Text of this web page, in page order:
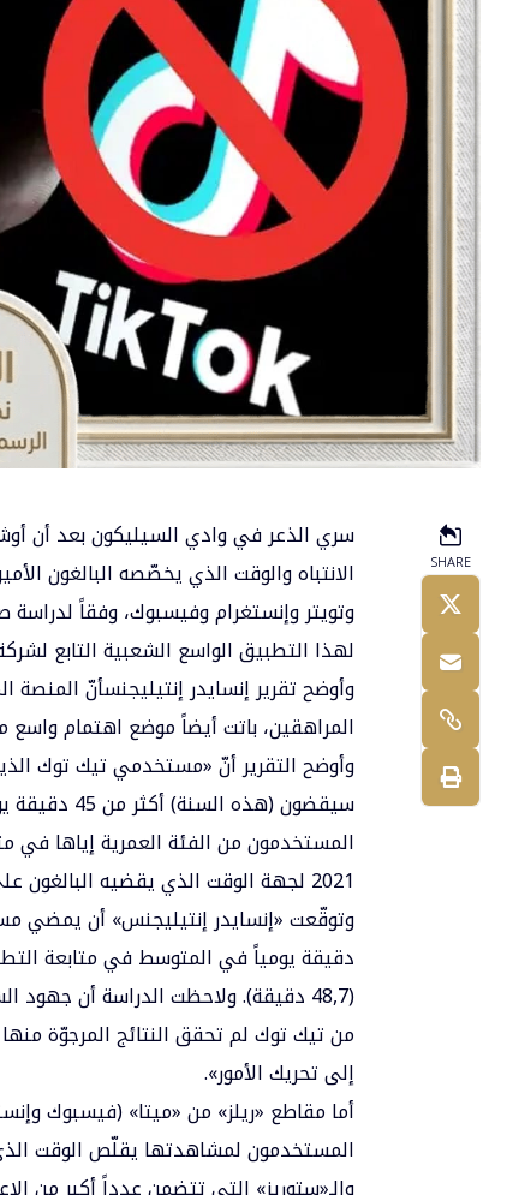
SHARE
سري الذعر في وادي السيليكون بعد أن
الانتباه والوقت الذي يخصّصه البالغون
وتويتر وإنستغرام وفيسبوك، وفقاً
لهذا التطبيق الواسع الشعبية التابع
وأوضح تقرير إنسايدرإنتيليجنسأنّ المنصة
المراهقين، باتت أيضاً موضع اهتمام واسع
سيقضون
المستخدمون من الفئة العمرية إياها في
2021 لجهة الوقت الذي يقضيه البالغون على كل منصة، على شبكة يوتيوب (غوغل) العملاقة في هذا القطاع.
(48,7 دقيقة). ولاحظت الدراسة أن جهود الشبكات الاجتماعية
من تيك توك لم تحقق النتائج المرجوّة
إلى تحريك الأمور».
أما مقاطع «ريلز» من «ميتا» (فيسبوك
المستخدمون لمشاهدتها يقلّص الوقت